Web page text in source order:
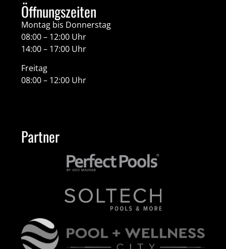
Öffnungszeiten
Montag bis Donnerstag
08:00 – 12:00 Uhr
14:00 – 17:00 Uhr
Freitag
08:00 – 12:00 Uhr
Partner